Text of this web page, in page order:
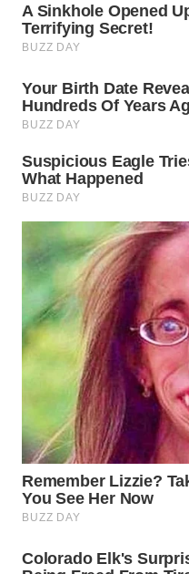
WN
PRIANGAN
WN
WN
WN
BOROBUDUR
WN
MADURA
WN
SURABAYA
WN
NATUNA
WN